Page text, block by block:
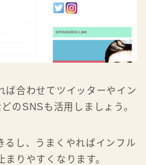
ば合わせてツイッターやイン
のSNSも活用しましょう。
るし、うまくやればインフル
りやすくなります。